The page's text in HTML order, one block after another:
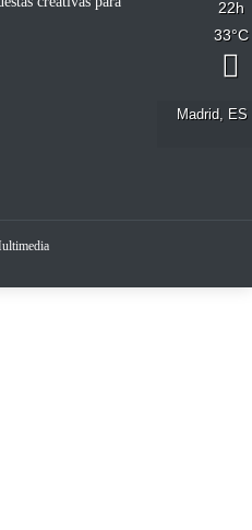
22h
33°C
Madrid, ES